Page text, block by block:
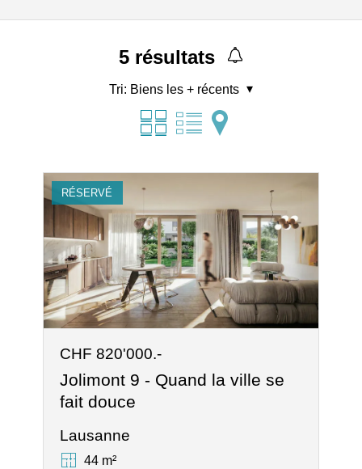
5résultats
Tri: Biens les + récents
RÉSERVÉ
CHF 820'000.-
Jolimont 9 - Quand la ville se
fait douce
Lausanne
44 m²